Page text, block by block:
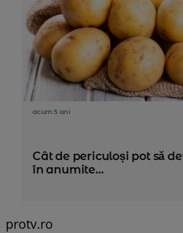
acum 5 ani
Cât de periculoși pot să
în anumite...
protv.ro